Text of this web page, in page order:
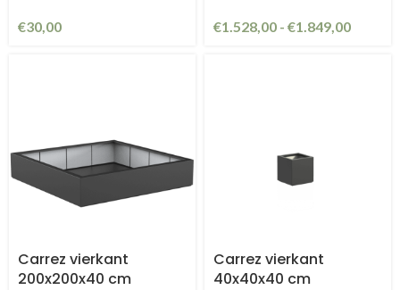
€30,00 €1.528,00 - €1.849,00
Carrez vierkant
200x200x40 cm
Carrez vierkant
40x40x40 cm